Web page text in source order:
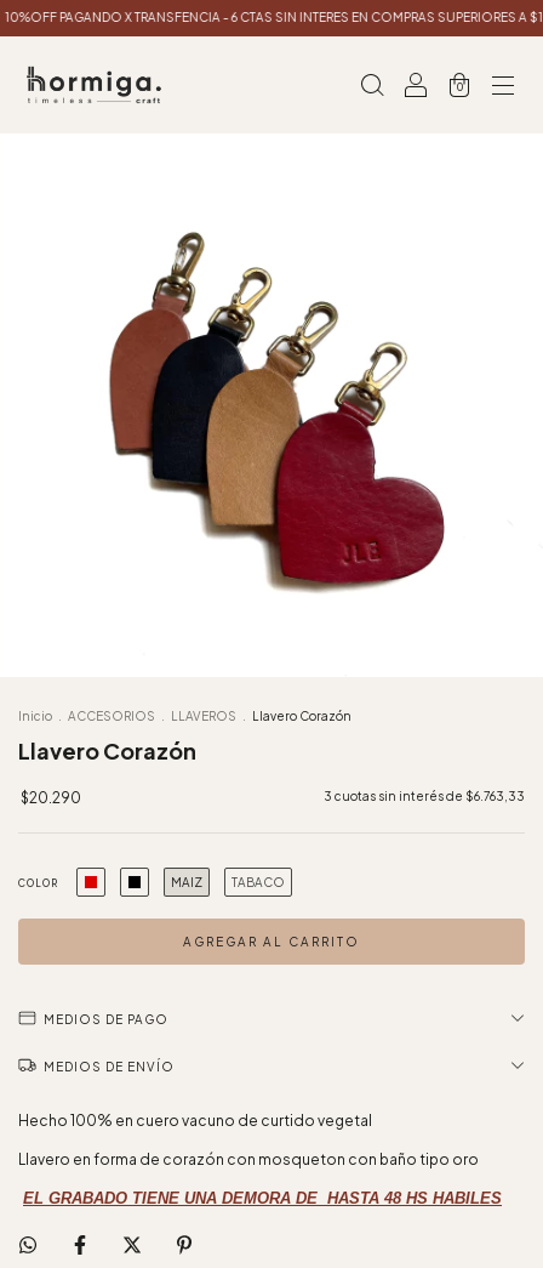
PAGANDO X TRANSFENCIA - 6 CTAS SIN INTERES EN COMPRAS SUPERIORES A
0
Inicio ACCESORIOS LLAVEROS Llavero Corazón
Llavero Corazón
$20.290 3 cuotas sin interés de $6.763,33
COLOR MAIZ TABACO
MEDIOS DE PAGO
MEDIOS DE ENVÍO
Hecho 100% en cuero vacuno de curtido vegetal
Llavero en forma de corazón con mosqueton con baño tipo oro
EL GRABADO TIENE UNA DEMORA DE HASTA 48 HS HABILES